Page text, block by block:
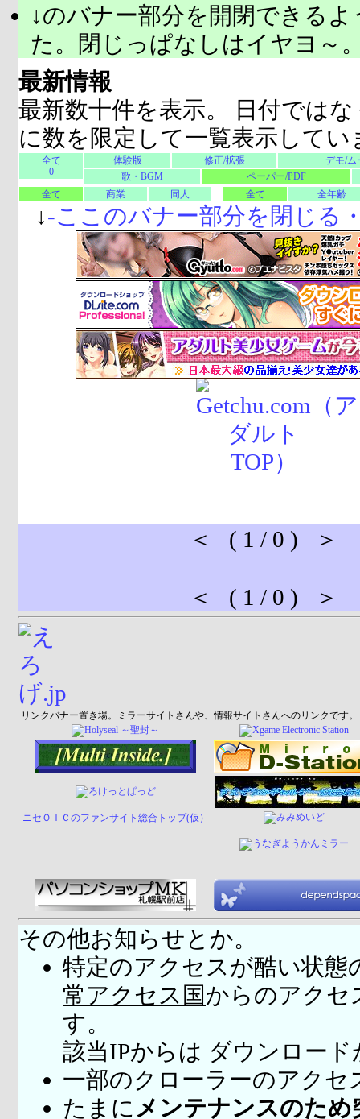
↓のバナー部分を開閉できる
た。閉じっぱなしはイヤヨ～
最新情報
最新数十件を表示。 日付では
に数を限定して一覧表示してい
全て
0
体験版 修正/拡張
デモ/ム
歌・BGM
ペーパー/PDF
全て
商業 同人 全て 全年齢
↓-ここのバナー部分を閉じる
＜ ( 1 / 0 ) ＞
＜ ( 1 / 0 ) ＞
リンクバナー置き場。ミラーサイトさんや、情報サイトさんへのリンクです。
ニセＯＩＣのファンサイト総合トップ(仮）
その他お知らせとか。
特定のアクセスが酷い状態
常アクセス国からのアクセ
す。
該当IPからは ダウンロー
一部のクローラーのアクセ
たまに メンテナンスのため